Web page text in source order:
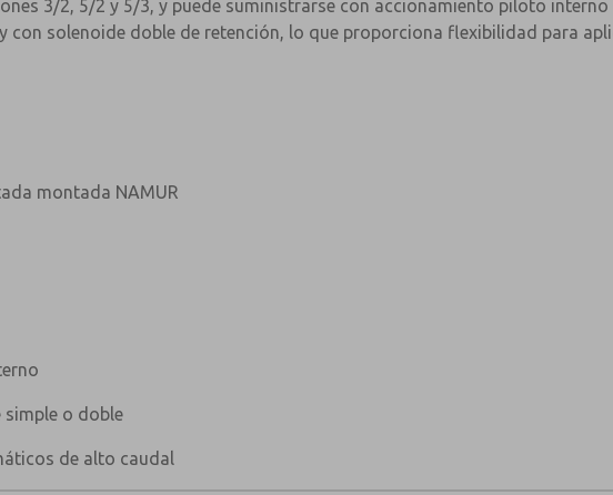
3/2, 5/2 y 5/3, y puede suministrarse con accionamiento piloto interno
con solenoide doble de retención, lo que proporciona flexibilidad para
montada NAMUR
simple o doble
de alto caudal